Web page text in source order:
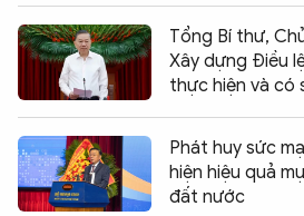
Tổng Bí thư,
Xây dựng Điều
thực hiện và có
Phát huy sức
hiện hiệu quả
đất nước